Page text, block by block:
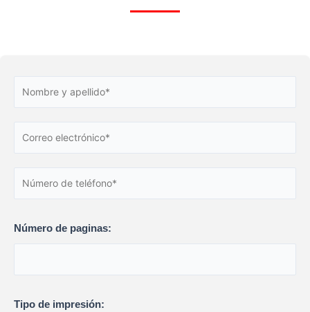
Número de paginas:
Tipo de impresión: